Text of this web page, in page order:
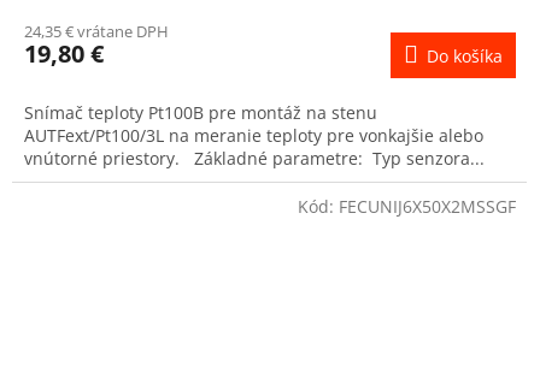
24,35 € vrátane DPH
19,80 € Do košíka
Snímač teploty Pt100B pre montáž na stenu
AUTFext/Pt100/3L na meranie teploty pre vonkajšie alebo
vnútorné priestory. Základné parametre: Typ senzora...
Kód: FECUNIJ6X50X2MSSGF